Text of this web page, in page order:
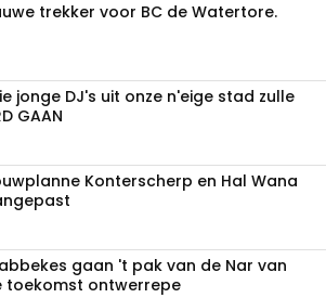
trekker voor BC de Watertore.
jonge DJ's uit onze n'eige stad zulle
GAAN
Konterscherp en Hal Wana
gaan 't pak van de Nar van
toekomst ontwerrepe